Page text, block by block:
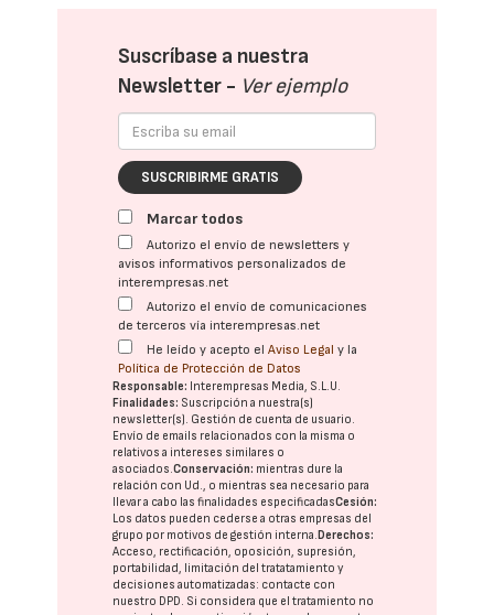
Suscríbase a nuestra
Newsletter - Ver ejemplo
SUSCRIBIRME GRATIS
Marcar todos
Autorizo el envío de newsletters y
avisos informativos personalizados de
interempresas.net
Autorizo el envío de comunicaciones
de terceros vía interempresas.net
He leído y acepto elAviso Legal y la
Política de Protección de Datos
Responsable: Interempresas Media, S.L.U.
Finalidades: Suscripción a nuestra(s)
newsletter(s). Gestión de cuenta de usuario.
Envío de emails relacionados con la misma o
relativos a intereses similares o
asociados.Conservación: mientras dure la
relación con Ud., o mientras sea necesario para
llevar a cabo las finalidades especificadasCesión:
Los datos pueden cederse a otras empresas del
grupo por motivos de gestión interna. Derechos:
Acceso, rectificación, oposición, supresión,
portabilidad, limitación del tratatamiento y
decisiones automatizadas: contacte con
nuestro DPD. Si considera que el tratamiento no